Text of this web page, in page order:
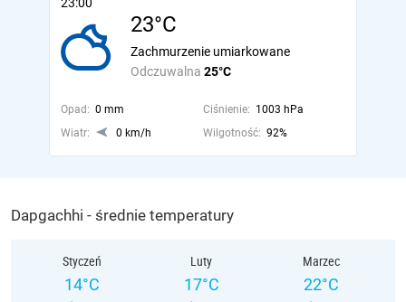
23°C
Odczuwalna 25°C
Zachmurzenie umiarkowane
Opad: 0 mm Ciśnienie: 1003 hPa
Wiatr:
0 km/h Wilgotność: 92%
Dapgachhi - średnie temperatury
Styczeń
14°C
Luty
17°C
Marzec
22°C